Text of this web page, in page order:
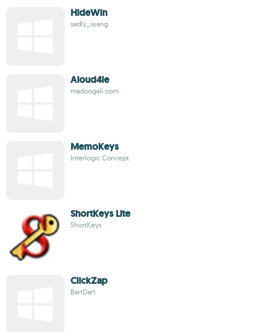
HideWin
sadly_wang
Aloud4ie
madoogali.com
MemoKeys
Interlogic Concept
ShortKeys Lite
ShortKeys
ClickZap
BartDart